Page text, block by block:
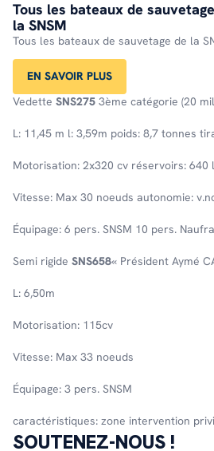
Tous les bateaux de
la SNSM
Tous les bateaux de sauvetage de la
EN SAVOIR PLUS
Vedette SNS275 3ème catégorie (20
L: 11,45 m l: 3,59m poids: 8,7 tonnes
Motorisation: 2x320 cv réservoirs: 640 l
Vitesse: Max 30 noeuds autonomie:
Équipage: 6 pers. SNSM 10 pers.
Semi rigide SNS658« Président Aymé
L: 6,50m
Motorisation: 115cv
Vitesse: Max 33 noeuds
Équipage: 3 pers. SNSM
caractéristiques: zone intervention
SOUTENEZ-NOUS !